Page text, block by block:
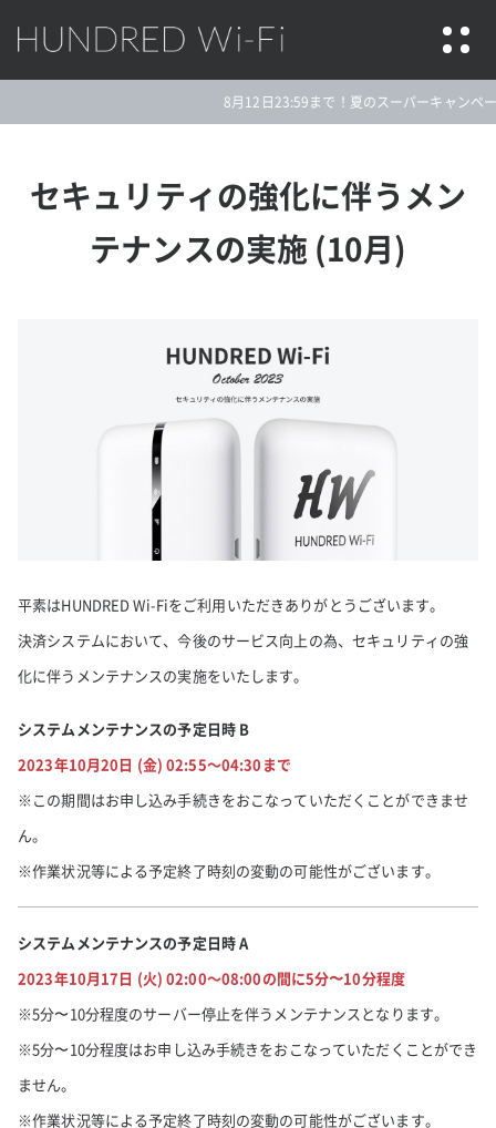
HUNDRED Wi-Fi
8月12日23:59まで！夏のスーパーキャンペ
セキュリティの強化に伴うメン
テナンスの実施 (10月)
平素はHUNDRED Wi-Fiをご利用いただきありがとうございます。
決済システムにおいて、今後のサービス向上の為、セキュリティの強
化に伴うメンテナンスの実施をいたします。
システムメンテナンスの予定日時 B
2023年10月20日 (金) 02:55～04:30まで
※この期間はお申し込み手続きをおこなっていただくことができませ
ん。
※作業状況等による予定終了時刻の変動の可能性がございます。
システムメンテナンスの予定日時 A
2023年10月17日 (火) 02:00～08:00の間に5分〜10分程度
※5分〜10分程度のサーバー停止を伴うメンテナンスとなります。
※5分〜10分程度はお申し込み手続きをおこなっていただくことができ
ません。
※作業状況等による予定終了時刻の変動の可能性がございます。